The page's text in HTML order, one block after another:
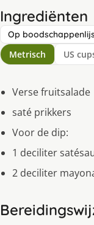
Ingrediënten
Op
Metrisch US
Verse fruitsalade
saté prikkers
Voor de dip:
1 deciliter
2 deciliter